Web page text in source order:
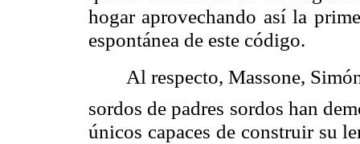
hogar aprovechando así la
espontánea de este código.
Al respecto, Massone,
sordos de padres sordos han
únicos capaces de construir su